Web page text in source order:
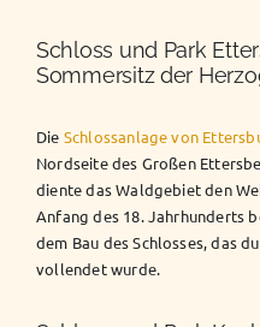
Schloss und Park
Sommersitz der
Die Schlossanlage von
Nordseite des Großen
diente das Waldgebiet den
Anfang des 18. Jahrhunderts
dem Bau des Schlosses, das
vollendet wurde.